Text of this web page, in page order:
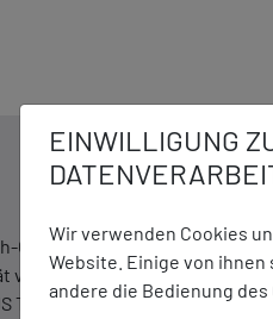
EINWILLIGUNG
Wir verwenden Cookies
Website. Einige von
andere die Bedienung
Obermaterial, das die
verbessert
Technologie: Dämpfung für